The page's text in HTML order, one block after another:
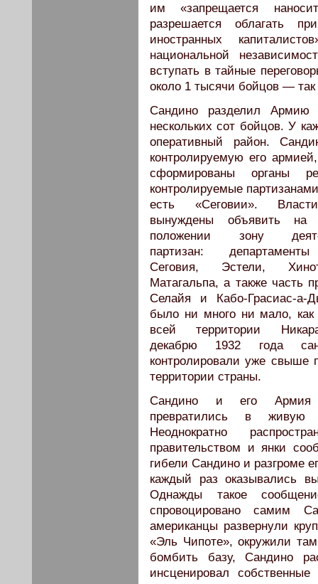
им «запрещается
разрешается облагать
иностранных
национальной
вступать в тайные
около 1 тысячи бойцов —
Сандино разделил
нескольких сот бойцов. У
оперативный район.
контролируемую его
сформированы органы
контролируемые
есть «Сеговии».
вынуждены объявить на
положении зону
партизан:
Сеговия, Эстели,
Матагальпа, а также часть
Селайя и Кабо-Грасиас-а-
было ни много ни мало, как
всей территории
декабрю 1932 года
контролировали уже свыше
территории страны.
Сандино и его Армия
превратились в живую
Неоднократно
правительством и янки
гибели Сандино и разгроме
каждый раз оказывались
Однажды такое
спровоцировано самим
американцы развернули
«Эль Чипоте», окружили
бомбить базу, Сандино
инсценировал